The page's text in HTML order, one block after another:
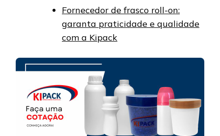
Fornecedor de frasco roll-on:
garanta praticidade e qualidade
com a Kipack